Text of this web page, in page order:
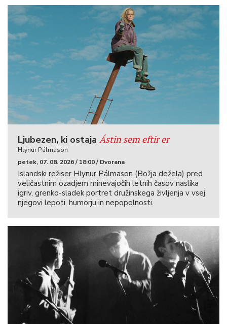
Ljubezen, ki ostaja Ástin sem eftir er
Hlynur Pálmason
petek, 07. 08. 2026 / 18:00 / Dvorana
Islandski režiser Hlynur Pálmason (Božja dežela) pred
veličastnim ozadjem minevajočih letnih časov naslika
igriv, grenko-sladek portret družinskega življenja v vsej
njegovi lepoti, humorju in nepopolnosti.